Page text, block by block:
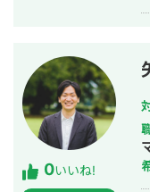
0いいね!